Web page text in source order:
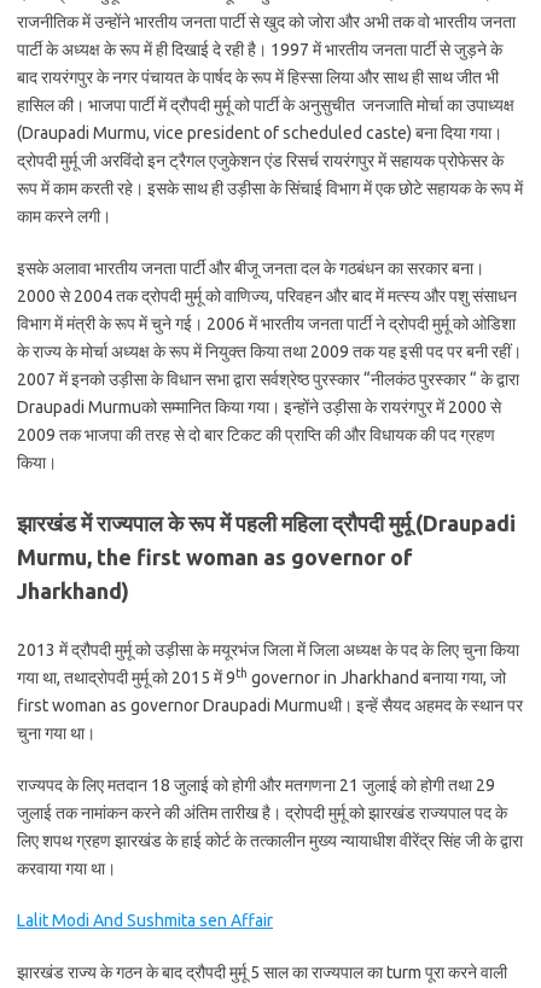
राजनीतिक में उन्होंने भारतीय जनता पार्टी से खुद को जोरा और अभी तक वो भारतीय जनता
पार्टी के अध्यक्ष के रूप में ही दिखाई दे रही है। 1997 में भारतीय जनता पार्टी से जुड़ने के
बाद रायरंगपुर के नगर पंचायत के पार्षद के रूप में हिस्सा लिया और साथ ही साथ जीत भी
हासिल की। भाजपा पार्टी में द्रौपदी मुर्मू को पार्टी के अनुसुचीत जनजाति मोर्चा का उपाध्यक्ष
(Draupadi Murmu, vice president of scheduled caste) बना दिया गया।
द्रोपदी मुर्मू जी अरविंदो इन ट्रैगल एजुकेशन एंड रिसर्च रायरंगपुर में सहायक प्रोफेसर के
रूप में काम करती रहे। इसके साथ ही उड़ीसा के सिंचाई विभाग में एक छोटे सहायक के रूप में
काम करने लगी।
इसके अलावा भारतीय जनता पार्टी और बीजू जनता दल के गठबंधन का सरकार बना।
2000 से 2004 तक द्रोपदी मुर्मू को वाणिज्य, परिवहन और बाद में मत्स्य और पशु संसाधन
विभाग में मंत्री के रूप में चुने गई। 2006 में भारतीय जनता पार्टी ने द्रोपदी मुर्मू को ओडिशा
के राज्य के मोर्चा अध्यक्ष के रूप में नियुक्त किया तथा 2009 तक यह इसी पद पर बनी रहीं।
2007 में इनको उड़ीसा के विधान सभा द्वारा सर्वश्रेष्ठ पुरस्कार “नीलकंठ पुरस्कार “ के द्वारा
Draupadi Murmuको सम्मानित किया गया। इन्होंने उड़ीसा के रायरंगपुर में 2000 से
2009 तक भाजपा की तरह से दो बार टिकट की प्राप्ति की और विधायक की पद ग्रहण
किया।
झारखंड में राज्यपाल के रूप में पहली महिला द्रौपदी मुर्मू (Draupadi
Murmu, the first woman as governor of
Jharkhand)
2013 में द्रौपदी मुर्मू को उड़ीसा के मयूरभंज जिला में जिला अध्यक्ष के पद के लिए चुना किया
गया था, तथाद्रोपदी मुर्मू को 2015 में 9th governor in Jharkhand बनाया गया, जो
first woman as governor Draupadi Murmuथी। इन्हें सैयद अहमद के स्थान पर
चुना गया था।
राज्यपद के लिए मतदान 18 जुलाई को होगी और मतगणना 21 जुलाई को होगी तथा 29
जुलाई तक नामांकन करने की अंतिम तारीख है। द्रोपदी मुर्मू को झारखंड राज्यपाल पद के
लिए शपथ ग्रहण झारखंड के हाई कोर्ट के तत्कालीन मुख्य न्यायाधीश वीरेंद्र सिंह जी के द्वारा
करवाया गया था।
Lalit Modi And Sushmita sen Affair
झारखंड राज्य के गठन के बाद द्रौपदी मुर्मू 5 साल का राज्यपाल का turm पूरा करने वाली